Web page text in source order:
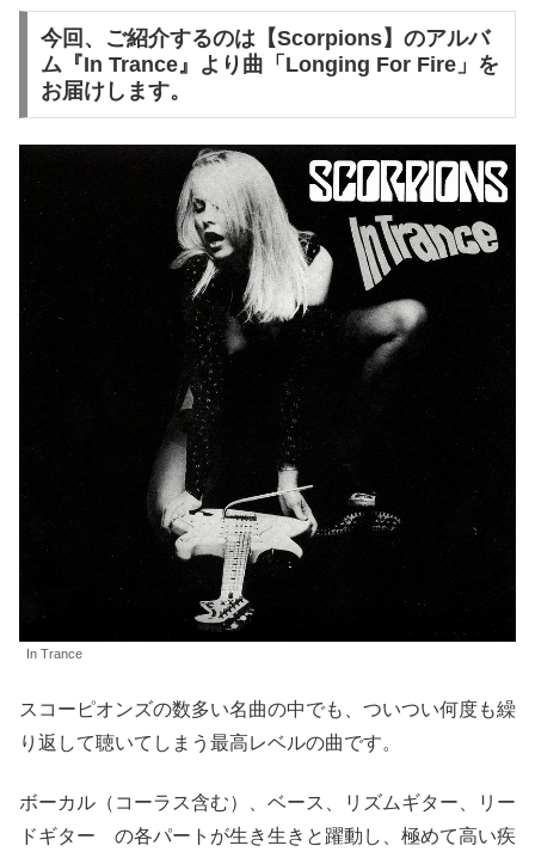
今回、ご紹介するのは【Scorpions】のアルバ
ム『In Trance』より曲「Longing For Fire」を
お届けします。
In Trance
スコーピオンズの数多い名曲の中でも、ついつい何度も繰
り返して聴いてしまう最高レベルの曲です。
ボーカル（コーラス含む）、ベース、リズムギター、リー
ドギター の各パートが生き生きと躍動し、極めて高い疾